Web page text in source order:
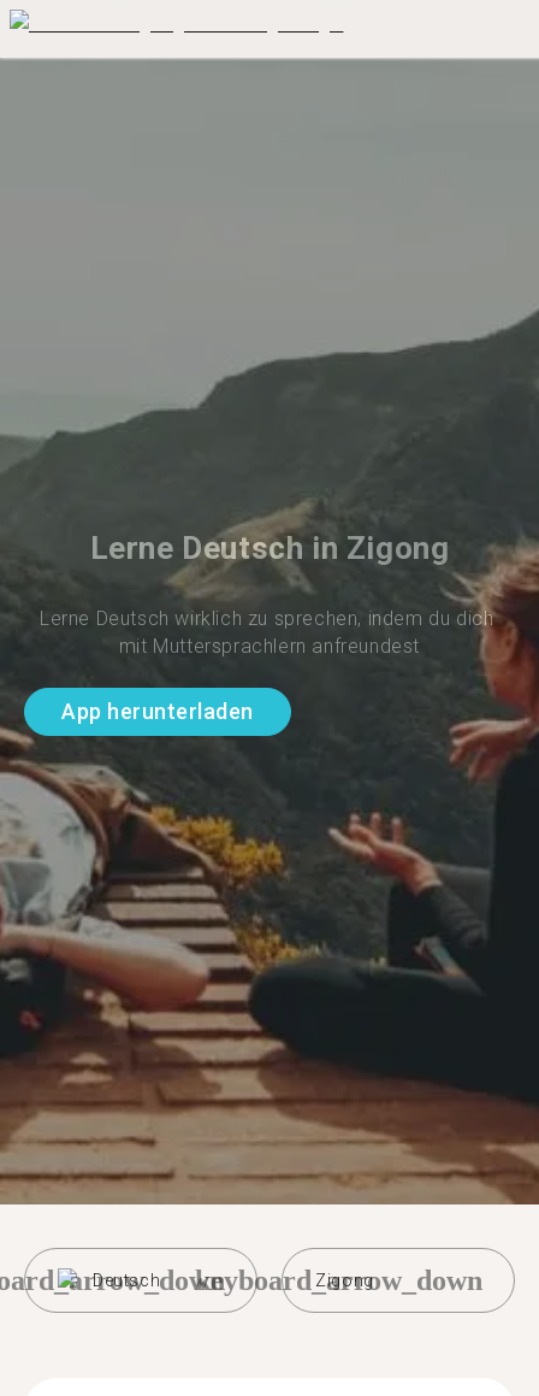
Lerne Deutsch in Zigong
Lerne Deutsch wirklich zu sprechen, indem du dich
mit Muttersprachlern anfreundest
App herunterladen
Deutsch Zigong
keyboard_arrow_down